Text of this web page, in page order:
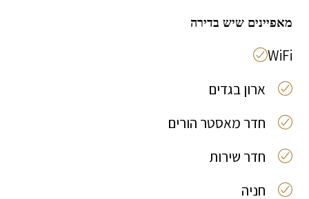
מאפיינים שיש בדירה
WiFi
ארון בגדים
חדר מאסטר הורים
חדר שירות
חניה